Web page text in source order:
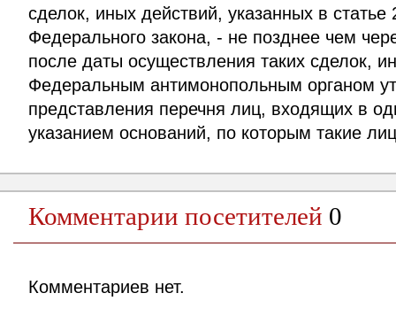
сделок, иных действий, указанных в статье
Федерального закона, - не позднее чем
после даты осуществления таких сделок,
Федеральным антимонопольным органом
представления перечня лиц, входящих в
указанием оснований, по которым такие
Комментарии посетителей 0
Комментариев нет.